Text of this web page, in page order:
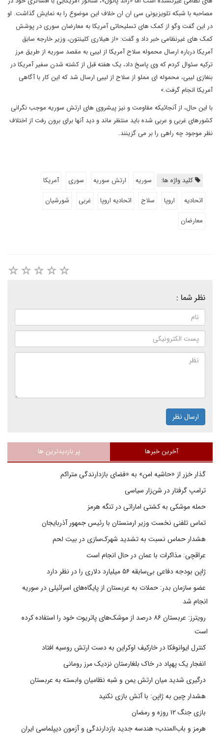
مصاحبه با شبکه تلویزیونی سی ان ان خلاف این موضوع را به نمایش گذاشت. او
در این گفت وگو از کمک های تسلیحاتی آمریکا به معارضان سوری در پوشش
کمک های غیرنظامی خبر داد و گفت: «از هیلاری کلینتون، وزیر خارجه سابق
آمریکا درباره ارسال محموله سلاح آمریکا از لیبی به مقصد سوریه از طریق مرز
ترکیه سئوال کردم که وی پاسخ داد، یک هفته قبل از کشته شدن سفیر آمریکا در
بنغازی لیبی، محموله ای مملو از سلاح از لیبی ارسال شد که این کار با آگاهی
آمریکا انجام گرفت.»
با این حال، از آنجائیکه مقاومت و نیز پیشروی های ارتش سوریه موجب نگرانی
کشورهای غربی و عربی شده باید منتظر ماند و دید آنها برای برون رفت از اختلاف
نظر موجود چه راهی را بر می گزینند.
کلید واژه ها: سوریه ارتش سوریه سوری
آمریکا
اتحادیه
اروپا سلاح اتحادیه اروپا غربی
شورشیان
معارضان
نظر شما :
ارسال نظر
آخرین خبرها پر بازدیدترین ها
گذار خزر از «حاشیه امن» به «فضای بازدارندگی متراکم
ترامپ گرفتار در شن‌زار سیاسی
حمله موشکی به کشتی اماراتی در تنگه هرمز
تماس تلفنی نخست وزیر ارمنستان با رئیس جمهور آذربایجان
هشدار حماس نسبت به تشدید شهرک‌سازی در بیت‌ لحم
عراقچی: مذاکرات با عمان در حال انجام است
ژاپن بودجه دفاعی بی‌سابقه ۵۶ میلیارد دلاری را در نظر دارد
عضو سازمان بدر: حملات به عربستان از پایگاه‌های اسرائیلی در سوریه
انجام شد
رویترز: عربستان ۸۶ درصد از موشک‌های پاتریوت خود را استفاده کرده
است
کنترل ایوانوفکا در خارکیف اوکراین به دست ارتش روسیه افتاد
انفجار یک پهپاد در خاک بلغارستان نزدیک مرز رومانی
درگیری شدید میان ارتش یمن و شبه نظامیان وابسته به عربستان
هشدار چین به ژاپن: با آتش بازی نکنید
بازی جنگ ۱۲ روزه و رمضان
هرمز و باب‌المندب؛ هندسه جدید بازدارندگی و آزمون دیپلماسی ایران